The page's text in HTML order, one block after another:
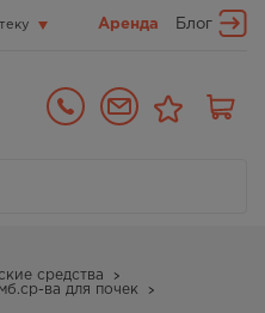
Аренда Блог
средства
ва для почек